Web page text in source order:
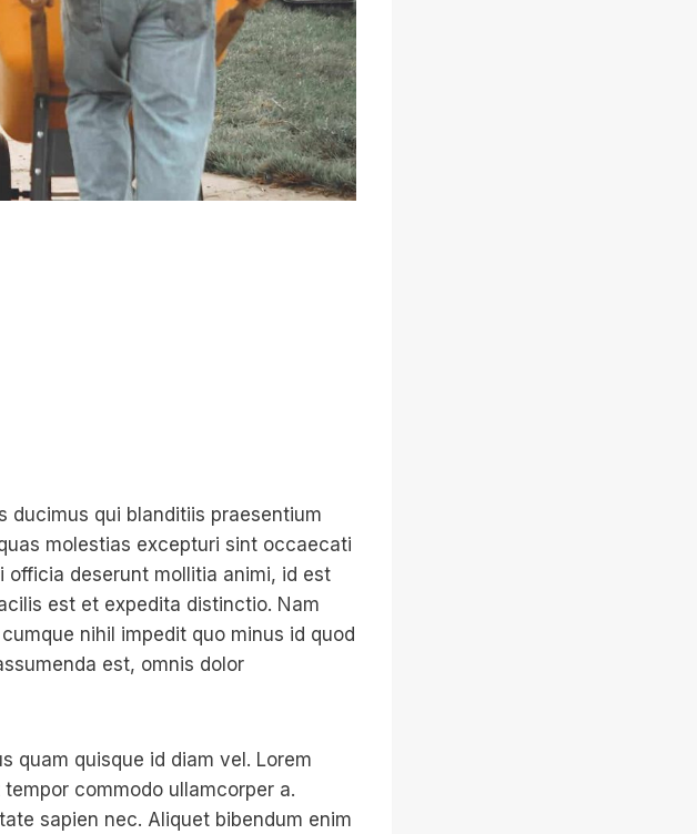
ducimus qui blanditiis praesentium
molestias excepturi sint occaecati
deserunt mollitia animi, id est
est et expedita distinctio. Nam
nihil impedit quo minus id quod
est, omnis dolor
quam quisque id diam vel. Lorem
commodo ullamcorper a.
sapien nec. Aliquet bibendum enim